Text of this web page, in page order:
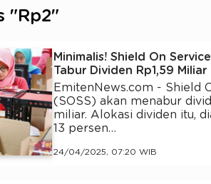
"Rp2"
Minimalis! Shield On
Tabur Dividen Rp1,59 Miliar
EmitenNews.com - Shield
(SOSS) akan menabur
miliar. Alokasi dividen itu,
13 persen…
24/04/2025, 07:20 WIB